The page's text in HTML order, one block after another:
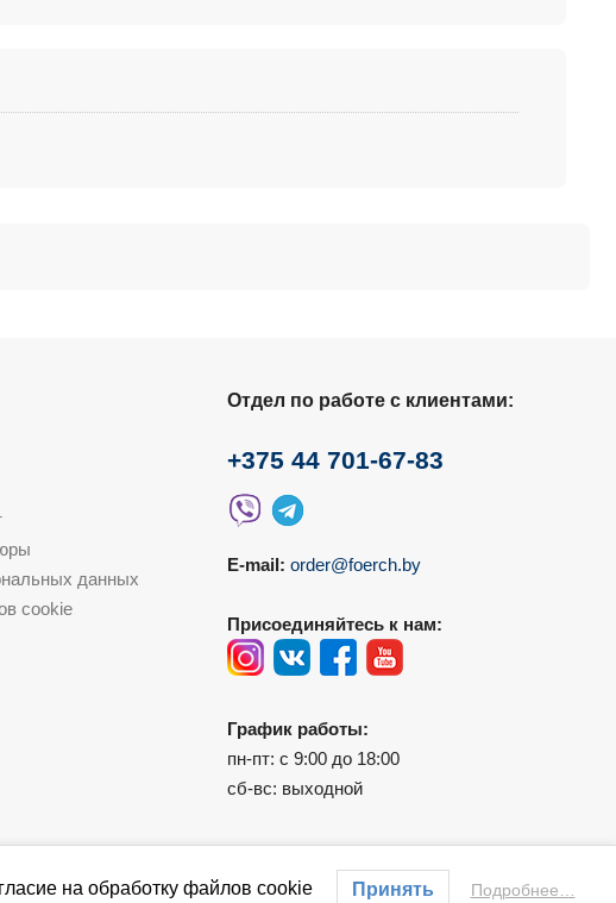
данных
cookie
Отдел по работе с клиентами:
+375 44 701-67-83
E-mail: order@foerch.by
Присоединяйтесь к нам:
График работы:
пн-пт: с 9:00 до 18:00
сб-вс: выходной
на обработку файлов cookie Принять Подробнее…